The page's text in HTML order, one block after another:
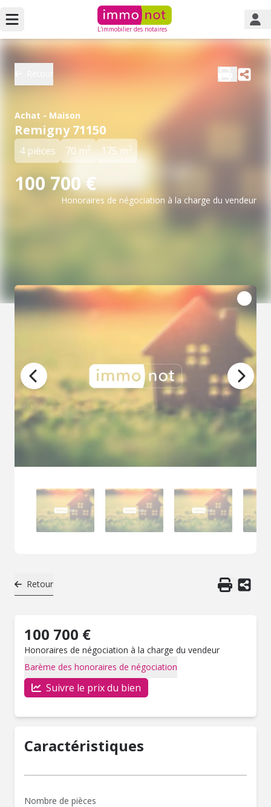
L'immobilier des notaires
Achat - Maison
Remigny 71150
4 pièces 70 m2 175 m2
100 700 €
Honoraires de négociation à la charge du vendeur
Retour
100 700 €
Honoraires de négociation à la charge du vendeur
Barème des honoraires de négociation
Suivre le prix du bien
Caractéristiques
Nombre de pièces